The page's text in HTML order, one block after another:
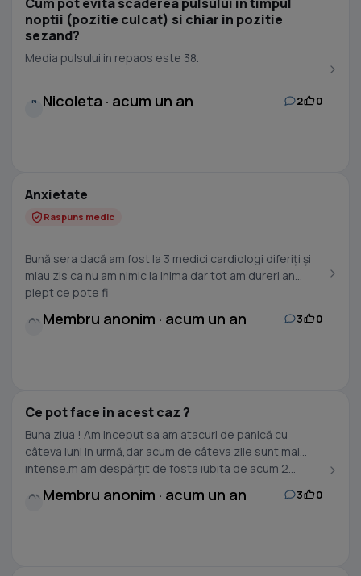
noptii (pozitie culcat) si chiar in pozitie
sezand?
Media pulsului in repaos este 38.
N Nicoleta · acum un an 2 0
Anxietate
Raspuns medic
Bună sera dacă am fost la 3 medici cardiologi diferiți și
miau zis ca nu am nimic la inima dar tot am dureri an
piept ce pote fi
Membru anonim · acum un an 3 0
Ce pot face in acest caz ?
Buna ziua ! Am inceput sa am atacuri de panică cu
câteva luni in urmă,dar acum de câteva zile sunt mai
intense.m am despărțit de fosta iubita de acum 2...
Membru anonim · acum un an 3 0